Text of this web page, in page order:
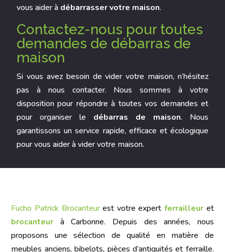
vous aider à débarrasser votre maison.
Contactez-nous pour toutes
demandes de débarras de
maison
Si vous avez besoin de vider votre maison, n’hésitez
pas à nous contacter. Nous sommes à votre
disposition pour répondre à toutes vos demandes et
pour organiser le débarras de maison. Nous
garantissons un service rapide, efficace et écologique
pour vous aider à vider votre maison.
Fucho Patrick Brocanteurest votre expertferrailleur et
brocanteur
à Carbonne. Depuis des années, nous
proposons une sélection de qualité en matière de
meubles anciens, bibelots, pièces d’antiquités et ferraille.